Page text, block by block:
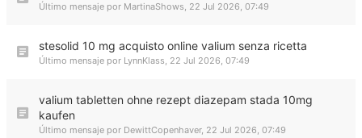
Último mensaje por MartinaShows, 22 Jul 2026, 07:49
stesolid 10 mg acquisto online valium senza ricetta
Último mensaje por LynnKlass, 22 Jul 2026, 07:49
valium tabletten ohne rezept diazepam stada 10mg
kaufen
Último mensaje por DewittCopenhaver, 22 Jul 2026, 07:49